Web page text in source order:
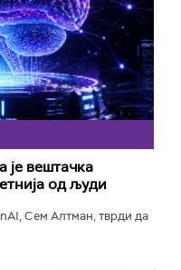
је вештачка
од људи
Сем Алтман, тврди да